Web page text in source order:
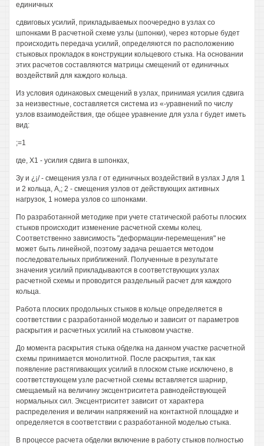
единичных
сдвиговых усилий, прикладываемых поочередно в узлах со
шпонками В расчетной схеме узлы (шпонки), через которые будет
происходить передача усилий, определяются по расположению
стыковых прокладок в конструкции кольцевого стыка. На основании
этих расчетов составляются матрицы смещений от единичных
воздействий для каждого кольца.
Из условия одинаковых смещений в узлах, принимая усилия сдвига
за неизвестные, составляется система из «-уравнений по числу
узлов взаимодействия, где общее уравнение для узла г будет иметь
вид:
;=1
где, Х1 - усилия сдвига в шпонках,
Зу и ¿¡/ - смещения узла г от единичных воздействий в узлах J для 1
и 2 кольца, А,; 2 - смещения узлов от действующих активных
нагрузок, 1 номера узлов со шпонками.
По разработанной методике при учете статической работы плоских
стыков происходит изменение расчетной схемы колец.
Соответственно зависимость "деформации-перемещения" не
может быть линейной, поэтому задача решается методом
последовательных приближений. Полученные в результате
значения усилий прикладываются в соответствующих узлах
расчетной схемы и проводится раздельный расчет для каждого
кольца.
Работа плоских продольных стыков в кольце определяется в
соответствии с разработанной моделью и зависит от параметров
раскрытия и расчетных усилий на стыковом участке.
До момента раскрытия стыка обделка на данном участке расчетной
схемы принимается монолитной. После раскрытия, так как
появление растягивающих усилий в плоском стыке исключено, в
соответствующем узле расчетной схемы вставляется шарнир,
смещаемый на величину эксцентриситета равнодействующей
нормальных сил. Эксцентриситет зависит от характера
распределения и величин напряжений на контактной площадке и
определяется в соответствии с разработанной моделью стыка.
В процессе расчета обделки включение в работу стыков полностью